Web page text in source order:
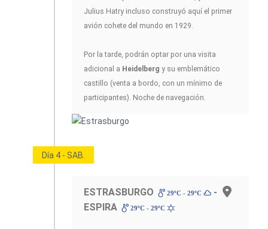
Julius Hatry incluso construyó aquí el primer
avión cohete del mundo en 1929.
Por la tarde, podrán optar por una visita
adicional a Heidelberg y su emblemático
castillo (venta a bordo, con un mínimo de
participantes). Noche de navegación.
Día 4 - SAB.
ESTRASBURGO 29ºC - 29ºC
-
ESPIRA
29ºC - 29ºC